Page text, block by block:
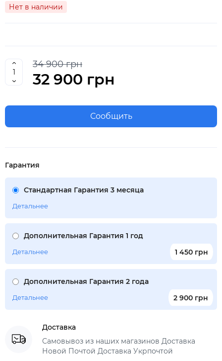
Нет в наличии
34 900 грн
32 900 грн
Сообщить
Гарантия
Стандартная Гарантия 3 месяца
Детальнее
Дополнительная Гарантия 1 год
1 450 грн
Детальнее
Дополнительная Гарантия 2 года
2 900 грн
Детальнее
Доставка
Самовывоз из наших магазинов Доставка
Новой Почтой Доставка Укрпочтой